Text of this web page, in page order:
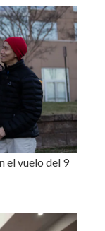
el vuelo del 9